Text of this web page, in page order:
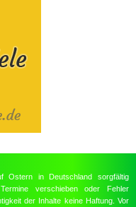
Ostern in Deutschland sorgfältig
verschieben oder Fehler
der Inhalte keine Haftung. Vor